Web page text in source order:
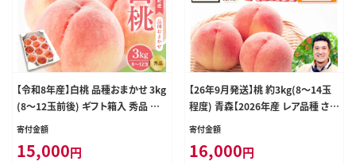
【令和8年産】白桃 品種おまかせ 3kg
(8～12玉前後) ギフト箱入 秀品 山
形県産 【山形eLab】 ka074-008-r8
寄付金額
15,000円
【26年9月発送】桃 約3kg(8～14玉
程度) 青森【2026年産 レア品種 さく
ら白桃】もも 家庭用 くだもの フル
送 [おいしい ピーチ フルーツ もも
寄付金額
16,000円